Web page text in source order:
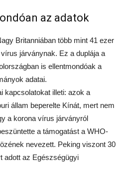
az adatok
Britanniában több mint 41 ezer
járványnak. Ez a duplája a
is ellentmondóak a
adatai.
kapcsolatokat illeti: azok a
állam beperelte Kínát, mert nem
a korona vírus járványról
a támogatást a WHO-
nevezett. Peking viszont 30
adott az Egészségügyi